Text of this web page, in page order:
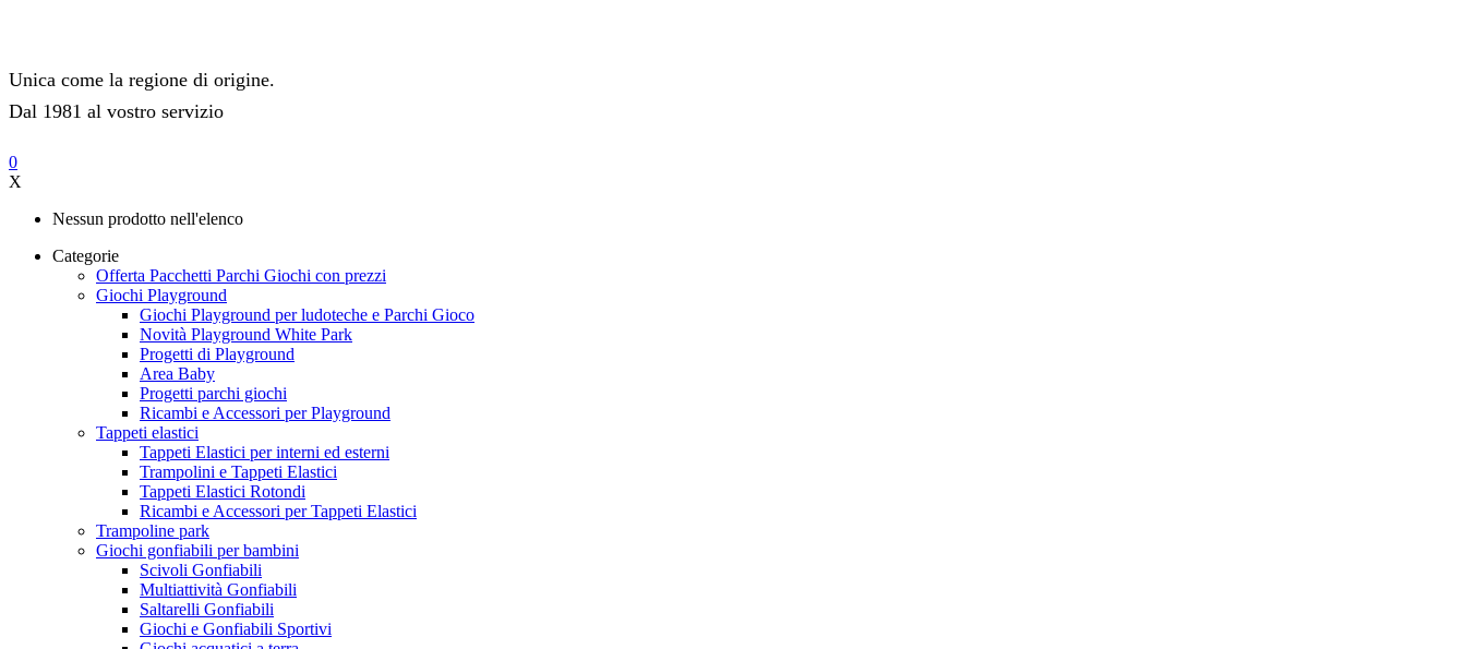
Unica come la regione di origine.
Dal 1981 al vostro servizio
0
X
Nessun prodotto nell'elenco
Categorie
Offerta Pacchetti Parchi Giochi con prezzi
Giochi Playground
Giochi Playground per ludoteche e Parchi Gioco
Novità Playground White Park
Progetti di Playground
Area Baby
Progetti parchi giochi
Ricambi e Accessori per Playground
Tappeti elastici
Tappeti Elastici per interni ed esterni
Trampolini e Tappeti Elastici
Tappeti Elastici Rotondi
Ricambi e Accessori per Tappeti Elastici
Trampoline park
Giochi gonfiabili per bambini
Scivoli Gonfiabili
Multiattività Gonfiabili
Saltarelli Gonfiabili
Giochi e Gonfiabili Sportivi